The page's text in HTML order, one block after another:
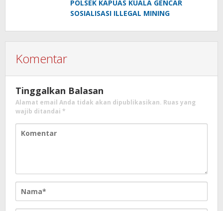
POLSEK KAPUAS KUALA GENCAR
SOSIALISASI ILLEGAL MINING
Komentar
Tinggalkan Balasan
Alamat email Anda tidak akan dipublikasikan. Ruas yang
wajib ditandai *